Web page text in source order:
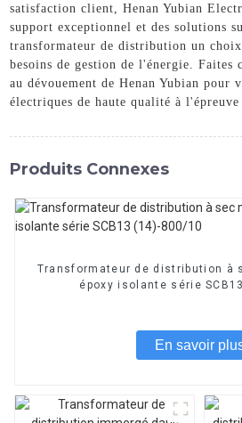
satisfaction client, Henan Yubian
support exceptionnel et des solutions
transformateur de distribution un
besoins de gestion de l'énergie. Faites
au dévouement de Henan Yubian pour
électriques de haute qualité à l'épreuve
Produits Connexes
Transformateur de distribution à
époxy isolante série
En savoir